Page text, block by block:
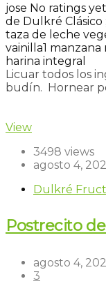
jose No ratings yet
de Dulkré Clásico
taza de leche
vainilla1 manzana
harina integral
Licuar todos los
budín. Hornear
View
3498 views
agosto 4,
Dulkré
Postrecito
agosto 4,
3